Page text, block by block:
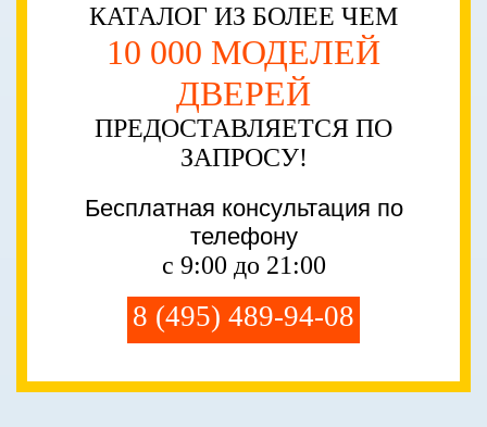
КАТАЛОГ ИЗ БОЛЕЕ ЧЕМ
10 000 МОДЕЛЕЙ
ДВЕРЕЙ
ПРЕДОСТАВЛЯЕТСЯ ПО
ЗАПРОСУ!
Бесплатная консультация по
телефону
с 9:00 до 21:00
8 (495) 489-94-08